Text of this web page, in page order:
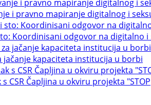
i pravno mapiranje digitalnog i
Koordinisani odgovor na digitalno i
jačanje kapaciteta institucija u borbi
s CSR Čapljina u okviru projekta "STOP